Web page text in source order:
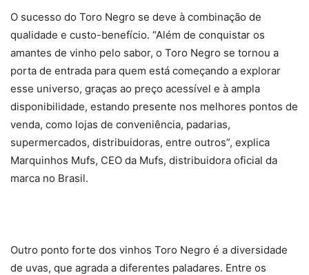
O sucesso do Toro Negro se deve à combinação de
qualidade e custo-benefício. “Além de conquistar os
amantes de vinho pelo sabor, o Toro Negro se tornou a
porta de entrada para quem está começando a explorar
esse universo, graças ao preço acessível e à ampla
disponibilidade, estando presente nos melhores pontos de
venda, como lojas de conveniência, padarias,
supermercados, distribuidoras, entre outros”, explica
Marquinhos Mufs, CEO da Mufs, distribuidora oficial da
marca no Brasil.
Outro ponto forte dos vinhos Toro Negro é a diversidade
de uvas, que agrada a diferentes paladares. Entre os